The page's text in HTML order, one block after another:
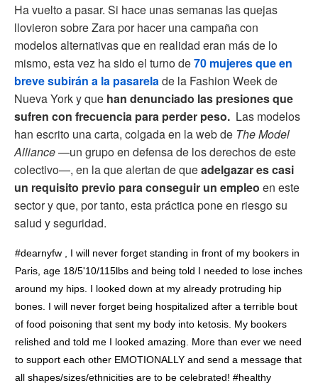
Ha vuelto a pasar. Si hace unas semanas las quejas
llovieron sobre Zara por hacer una campaña con
modelos alternativas que en realidad eran más de lo
mismo, esta vez ha sido el turno de70 mujeres que en
breve subirán a la pasarelade la Fashion Week de
Nueva York y que han denunciado las presiones que
sufren con frecuencia para perder peso. Las modelos
han escrito una carta, colgada en la web de The Model
Alliance—un grupo en defensa de los derechos de este
colectivo—, en la que alertan de queadelgazar es casi
un requisito previo para conseguir un empleo en este
sector y que, por tanto, esta práctica pone en riesgo su
salud y seguridad.
#dearnyfw , I will never forget standing in front of my bookers in
Paris, age 18/5'10/115lbs and being told I needed to lose inches
around my hips. I looked down at my already protruding hip
bones. I will never forget being hospitalized after a terrible bout
of food poisoning that sent my body into ketosis. My bookers
relished and told me I looked amazing. More than ever we need
to support each other EMOTIONALLY and send a message that
all shapes/sizes/ethnicities are to be celebrated! #healthy